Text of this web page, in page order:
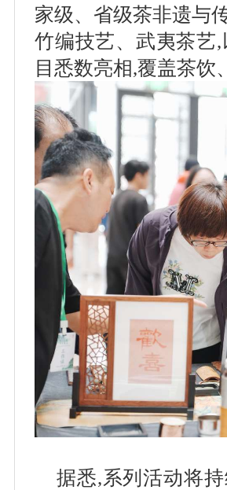
家级、省级茶非遗与
竹编技艺、武夷茶艺
目悉数亮相,覆盖茶饮
据悉,系列活动将